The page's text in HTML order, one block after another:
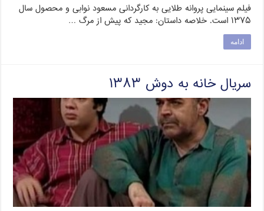
فیلم سینمایی پروانه طلایی به کارگردانی مسعود نوابی و محصول سال
۱۳۷۵ است. خلاصه داستان: مجید که پیش از مرگ …
ادامه
سریال خانه به دوش ۱۳۸۳